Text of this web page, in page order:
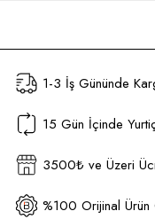
1-3 İş Gününde
15 Gün İçinde
3500₺ ve Üzeri
%100 Orijinal Ürün